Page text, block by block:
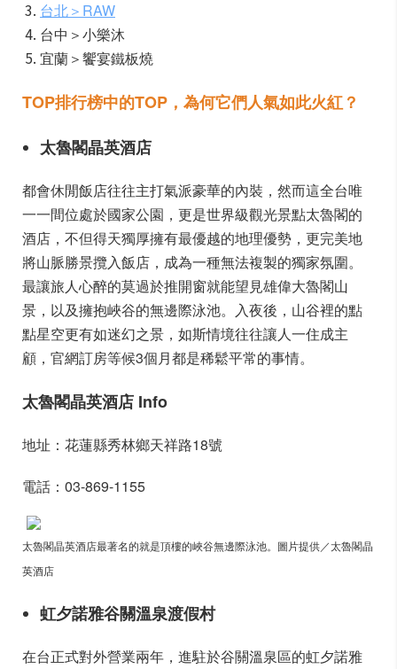
台北＞RAW
台中＞小樂沐
宜蘭＞饗宴鐵板燒
TOP排行榜中的TOP ，為何它們人氣如此火紅？
太魯閣晶英酒店
都會休閒飯店往往主打氣派豪華的內裝，然而這全台唯
一一間位處於國家公園，更是世界級觀光景點太魯閣的
酒店，不但得天獨厚擁有最優越的地理優勢，更完美地
將山脈勝景攬入飯店，成為一種無法複製的獨家氛圍。
最讓旅人心醉的莫過於推開窗就能望見雄偉大魯閣山
景，以及擁抱峽谷的無邊際泳池。入夜後，山谷裡的點
點星空更有如迷幻之景，如斯情境往往讓人一住成主
顧，官網訂房等候3個月都是稀鬆平常的事情。
太魯閣晶英酒店 Info
地址：花蓮縣秀林鄉天祥路18號
電話：03-869-1155
太魯閣晶英酒店最著名的就是頂樓的峽谷無邊際泳池。圖片提供／太魯閣晶
英酒店
虹夕諾雅谷關溫泉渡假村
在台正式對外營業兩年，進駐於谷關溫泉區的虹夕諾雅